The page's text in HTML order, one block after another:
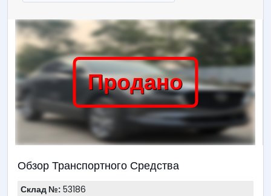
Продано
Обзор Транспортного Средства
Склад №:53186